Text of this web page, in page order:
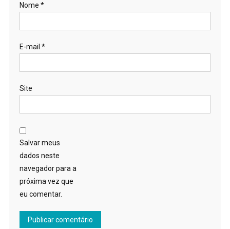
Nome *
E-mail *
Site
Salvar meus
dados neste
navegador para a
próxima vez que
eu comentar.